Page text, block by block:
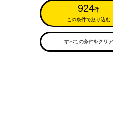
924件
この条件で絞り込む
すべての条件をクリア